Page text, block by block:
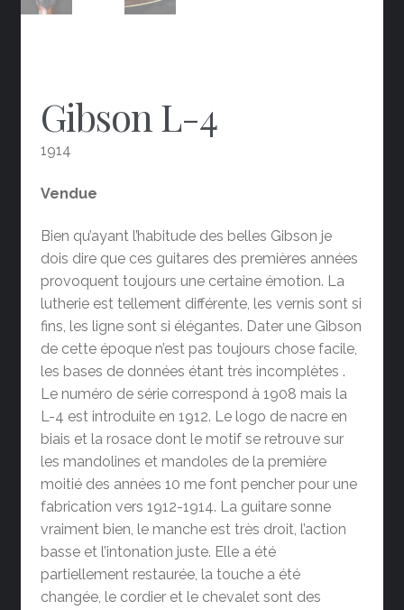
Gibson L-4
1914
Vendue
Bien qu’ayant l’habitude des belles Gibson je
dois dire que ces guitares des premières années
provoquent toujours une certaine émotion. La
lutherie est tellement différente, les vernis sont si
fins, les ligne sont si élégantes. Dater une Gibson
de cette époque n’est pas toujours chose facile,
les bases de données étant très incomplètes .
Le numéro de série correspond à 1908 mais la
L-4 est introduite en 1912. Le logo de nacre en
biais et la rosace dont le motif se retrouve sur
les mandolines et mandoles de la première
moitié des années 10 me font pencher pour une
fabrication vers 1912-1914. La guitare sonne
vraiment bien, le manche est très droit, l’action
basse et l’intonation juste. Elle a été
partiellement restaurée, la touche a été
changée, le cordier et le chevalet sont des